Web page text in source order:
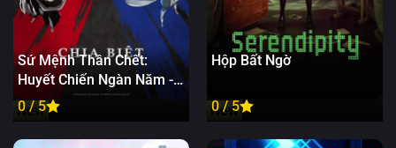
New
Sứ Mệnh Thần Chết:
Huyết Chiến Ngàn Năm -
Chia Biệt
0 / 5 New
Hộp Bất Ngờ
0 / 5